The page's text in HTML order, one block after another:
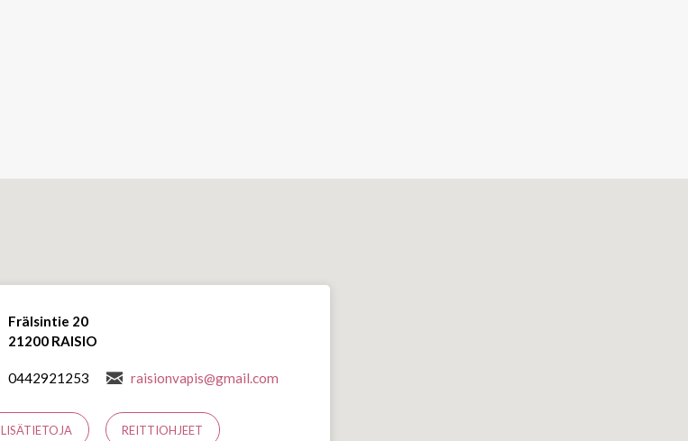
Frälsintie 20
21200 RAISIO
0442921253 raisionvapis@gmail.com
LISÄTIETOJA REITTIOHJEET